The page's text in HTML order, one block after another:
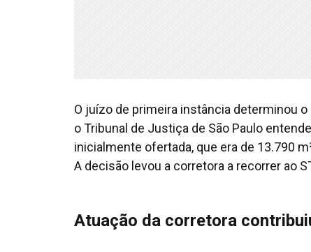
O juízo de primeira instância determinou
o Tribunal de Justiça de São Paulo
inicialmente ofertada, que era de 13.790
A decisão levou a corretora a recorrer ao
Atuação da corretora